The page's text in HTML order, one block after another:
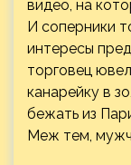
видео, на
И соперники
интересы
торговец
канарейку в
бежать из
Меж тем,